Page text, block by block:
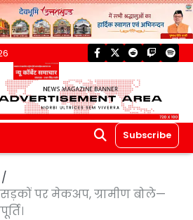
facebook
twitterreddittwitch
Subscribe
पर मेकअप, ग्रामीण बोले—